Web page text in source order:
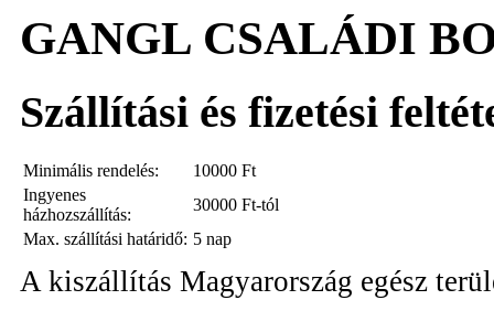
GANGL CSALÁDI
Szállítási és fizetési
Minimális rendelés: 10000 Ft
Ingyenes
házhozszállítás:
30000 Ft-tól
Max. szállítási határidő: 5 nap
A kiszállítás Magyarország egész